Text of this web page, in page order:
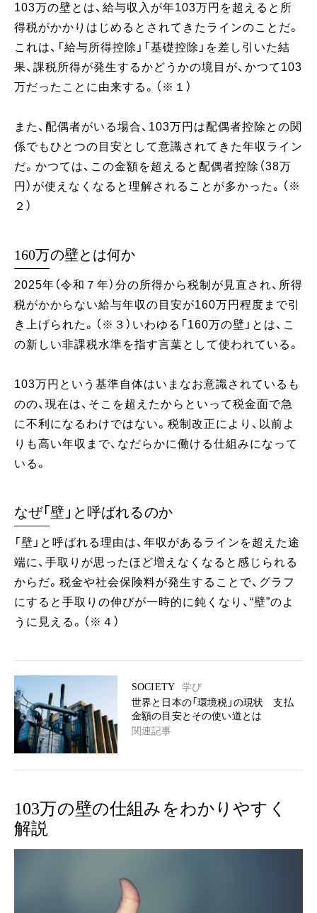
103万の壁とは、給与収入が年103万円を超えると所
得税がかかりはじめるとされてきたラインのことだ。
これは、「給与所得控除」「基礎控除」を差し引いた結
果、課税所得が発生するかどうかの境目が、かつて103
万だったことに由来する。（※１）
また、配偶者がいる場合、103万円は配偶者控除との関
係でもひとつの目安として意識されてきた年収ライン
だ。かつては、この金額を超えると配偶者控除（38万
円）が使えなくなると理解されることが多かった。（※
２）
160万の壁とは何か
2025年（令和７年）分の所得から税制が見直され、所得
税がかからない給与年収の目安が160万円程度まで引
き上げられた。（※３）いわゆる「160万の壁」とは、こ
の新しい非課税水準を指す言葉として使われている。
103万円という基準自体はいまなお意識されているも
のの、現在は、そこを超えたからといって税金面で急
に不利になるわけではない。税制改正により、以前よ
りも高い年収まで、なだらかに働ける仕組みになって
いる。
なぜ「壁」と呼ばれるのか
「壁」と呼ばれる理由は、年収があるラインを超えた途
端に、手取りが思ったほど増えなくなると感じられる
からだ。税金や社会保険料が発生することで、グラフ
にすると手取りの伸びが一時的に鈍くなり、“壁”のよ
うに見える。（※４）
SOCIETY
学び
世界と日本の「環境税」の現状 支払
金額の目安とその使い道とは
関連記事
103万の壁の仕組みをわかりやすく
解説